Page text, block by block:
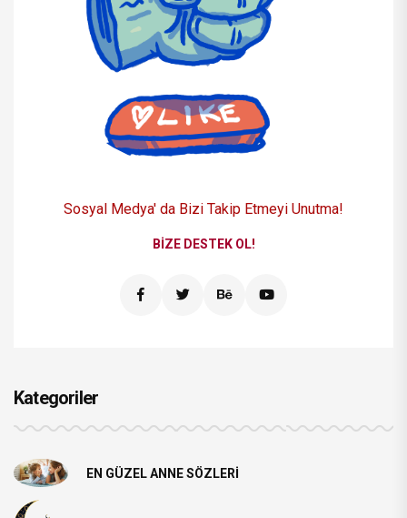
Sosyal Medya' da Bizi Takip Etmeyi Unutma!
BIZE DESTEK OL!
Kategoriler
EN GÜZEL ANNE SÖZLERI